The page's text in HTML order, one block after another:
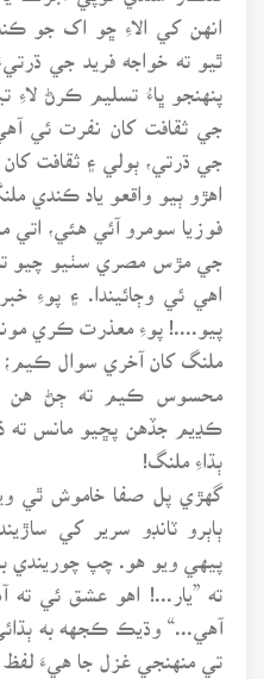
انهن کي الاءِ ڇو اک جو
ٿيو ته خواجه فريد جي
پنهنجو ڀاءُ تسليم ڪرڻ لاءِ
جي ثقافت کان نفرت ئي
جي ڌرتي، ٻولي ۽ ثقافت
اهڙو ٻيو واقعو ياد ڪندي
فوزيا سومرو آئي هئي، اتي
جي مڙس مصري سٺيو چيو ته
اهي ئي وڄائيندا. ۽ پوءِ
پيو....! پوءِ معذرت ڪري
ملنگ کان آخري سوال ڪيم؛
محسوس ڪيم ته ڄڻ هن
ڪڍيم جڏهن پڇيو مانس
ٻڌاءِ ملنگ!
گهڙي پل صفا خاموش ٿي
ٻاٻرو ٽانڊو سرير کي
پيهي ويو هو. چپ چوريندي
ته ”يار...! اهو عشق ئي ته
آهي...“ وڌيڪ ڪجهه به
تي منهنجي غزل جا هيءَ لفظ